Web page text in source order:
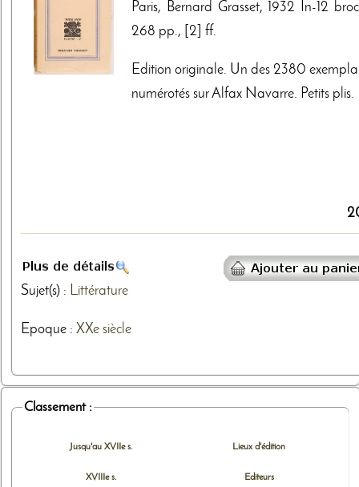
Paris, Bernard Grasset, 1932 In-12
268 pp., [2] ff.
Edition originale. Un des 2380
numérotés sur Alfax Navarre. Petits plis.
Sujet(s) : Littérature
Epoque : XXe siècle
Classement :
Jusqu'au XVIIe s.
XVIIIe s.
Lieux d'édition
Editeurs